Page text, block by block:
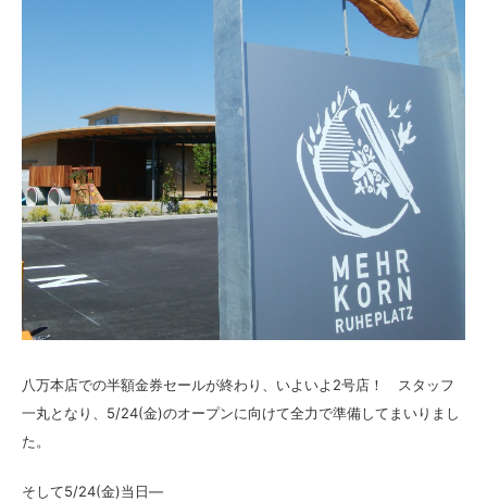
八万本店での半額金券セールが終わり、いよいよ2号店！ スタッフ
一丸となり、5/24(金)のオープンに向けて全力で準備してまいりまし
た。
そして5/24(金)当日―